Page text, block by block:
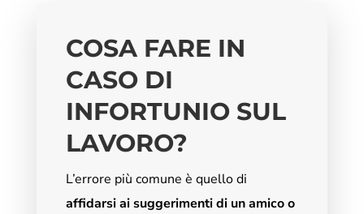
COSA FARE IN
CASO DI
INFORTUNIO SUL
LAVORO?
L’errore più comune è quello di
affidarsi ai suggerimenti di un amico o